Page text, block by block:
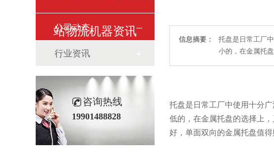
信息摘要：
托盘是日常工厂中使
小的，在金属
托盘是日常工厂中使用十分广泛
低的，在金属托盘的选择上
好，单面双向的金属托盘值
站物流机器资讯
公司动态
行业资讯
咨询热线
19901488828